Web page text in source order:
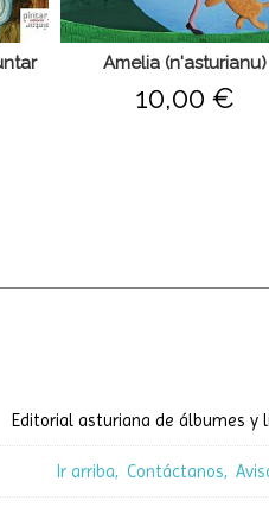
Amelia (n'asturianu)
10,00 €
Editorial asturiana de álbumes y
Ir arriba Contáctanos